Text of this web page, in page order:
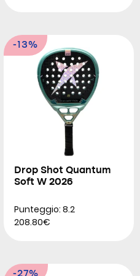
-13%
Drop Shot Quantum
Soft W 2026
Punteggio: 8.2
208.80€